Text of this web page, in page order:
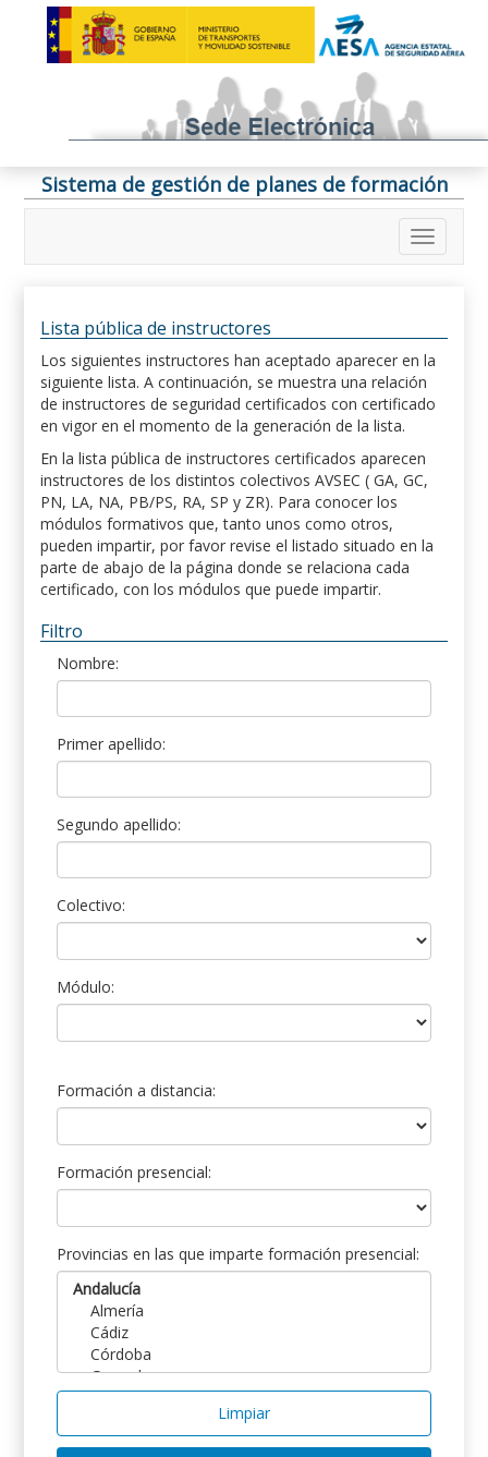
Sistema de gestión de planes de formación
Lista pública de instructores
Los siguientes instructores han aceptado aparecer en la
siguiente lista. A continuación, se muestra una relación
de instructores de seguridad certificados con certificado
en vigor en el momento de la generación de la lista.
En la lista pública de instructores certificados aparecen
instructores de los distintos colectivos AVSEC ( GA, GC,
PN, LA, NA, PB/PS, RA, SP y ZR). Para conocer los
módulos formativos que, tanto unos como otros,
pueden impartir, por favor revise el listado situado en la
parte de abajo de la página donde se relaciona cada
certificado, con los módulos que puede impartir.
Filtro
Nombre:
Primer apellido:
Segundo apellido:
Colectivo:
Módulo:
Formación a distancia:
Formación presencial:
Provincias en las que imparte formación presencial:
Limpiar